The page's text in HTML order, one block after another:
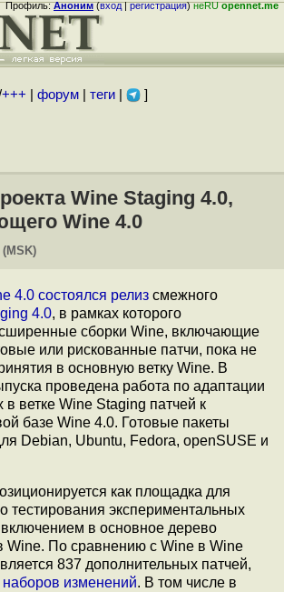
Профиль:Аноним(вход|регистрация)неRUopennet.me
+++ форум| теги| ]
Wine Staging 4.0,
Wine 4.0
(MSK)
4.0 состоялся релиз смежного
4.0, в рамках которого
сборки Wine, включающие
или рискованные патчи, пока не
в основную ветку Wine. В
проведена работа по адаптации
ветке Wine Staging патчей к
базе Wine 4.0. Готовые пакеты
Debian, Ubuntu, Fedora, openSUSE и
как площадка для
тестирования экспериментальных
в основное дерево
Wine. По сравнению с Wine в Wine
837 дополнительных патчей,
изменений. В том числе в